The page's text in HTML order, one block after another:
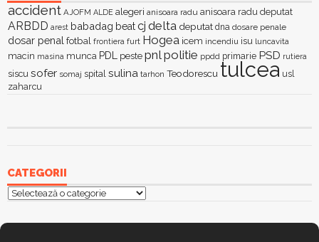
accident AJOFM ALDE alegeri anisoara radu anisoara radu deputat
ARBDD arest babadag beatcj delta deputat dna dosare penale
dosar penal fotbal frontiera furt Hogea icem incendiu isu luncavita
macin masina munca PDL peste pnlpolitie ppdd primarie PSD rutiera
siscu sofer somaj spital sulina tarhon Teodorescu tulcea usl
zaharcu
CATEGORII
Categorii